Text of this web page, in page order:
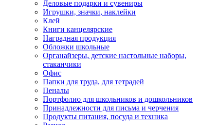
Деловые подарки и сувениры
Игрушки, значки, наклейки
Клей
Книги канцелярские
Наградная продукция
Обложки школьные
Органайзеры, детские настольные наборы,
стаканчики
Офис
Папки для труда, для тетрадей
Пеналы
Портфолио для школьников и дошкольников
Принадлежности для письма и черчения
Продукты питания, посуда и техника